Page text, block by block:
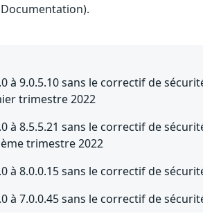
à 9.0.5.10 sans le correctif de
trimestre 2022
à 8.5.5.21 sans le correctif de
trimestre 2022
à 8.0.0.15 sans le correctif de
à 7.0.0.45 sans le correctif de